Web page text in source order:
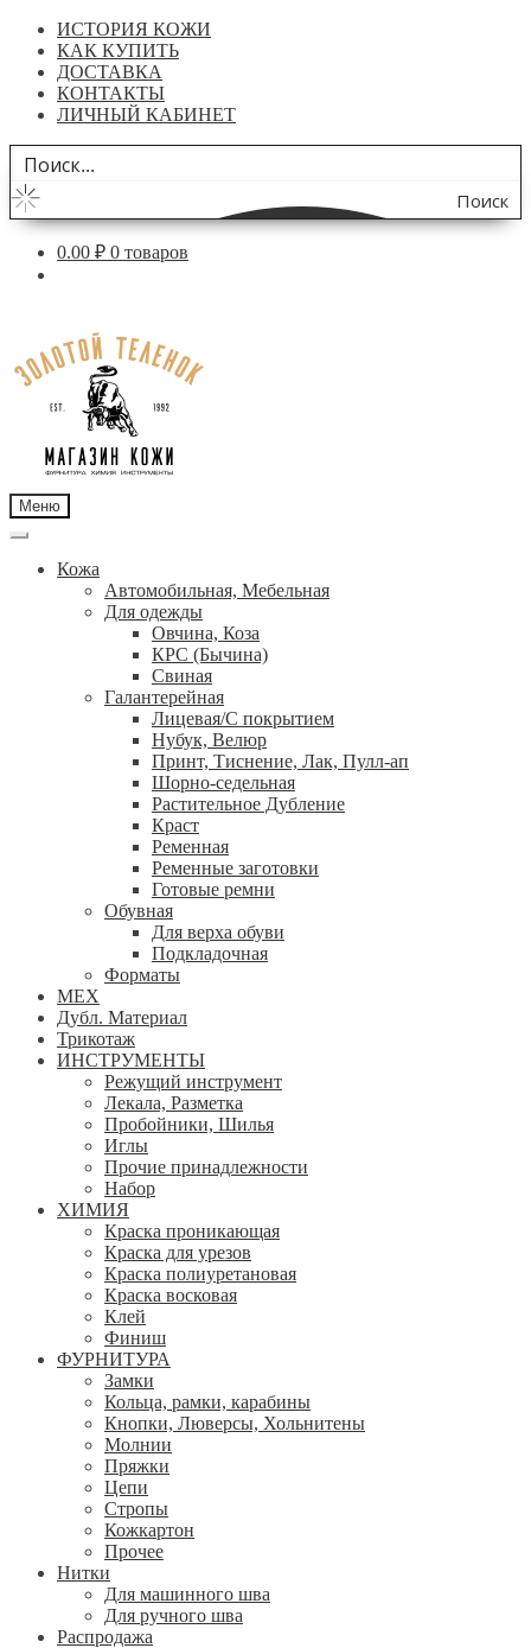
ИСТОРИЯ КОЖИ
КАК КУПИТЬ
ДОСТАВКА
КОНТАКТЫ
ЛИЧНЫЙ КАБИНЕТ
Поиск
по
0.00 ₽ 0 товаров
навигации
содержимому
Меню
Кожа
Автомобильная, Мебельная
Для одежды
Овчина, Коза
КРС (Бычина)
Свиная
Галантерейная
Лицевая/С покрытием
Нубук, Велюр
Принт, Тиснение, Лак, Пулл-ап
Шорно-седельная
Растительное Дубление
Краст
Ременная
Ременные заготовки
Готовые ремни
Обувная
Для верха обуви
Подкладочная
Форматы
МЕХ
Дубл. Материал
Трикотаж
ИНСТРУМЕНТЫ
Режущий инструмент
Лекала, Разметка
Пробойники, Шилья
Иглы
Прочие принадлежности
Набор
ХИМИЯ
Краска проникающая
Краска для урезов
Краска полиуретановая
Краска восковая
Клей
Финиш
ФУРНИТУРА
Замки
Кольца, рамки, карабины
Кнопки, Люверсы, Хольнитены
Молнии
Пряжки
Цепи
Стропы
Кожкартон
Прочее
Нитки
Для машинного шва
Для ручного шва
Распродажа